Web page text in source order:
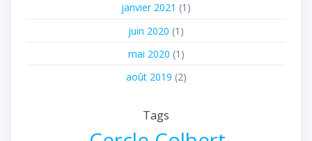
janvier 2021 (1)
juin 2020 (1)
mai 2020 (1)
août 2019 (2)
Tags